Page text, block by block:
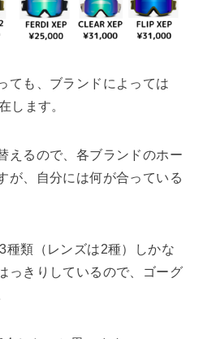
ても、ブランドによっては
します。
えるので、各ブランドのホー
が、自分には何が合っている
種類（レンズは2種）しかな
っきりしているので、ゴーグ